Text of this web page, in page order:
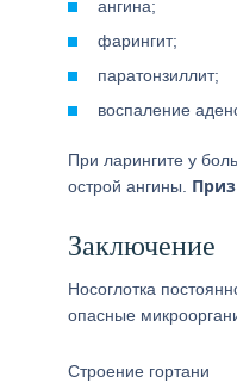
ангина;
фарингит;
паратонзиллит;
воспаление
При ларингите у
острой ангины.
Заключение
Носоглотка
опасные
Строение гортани